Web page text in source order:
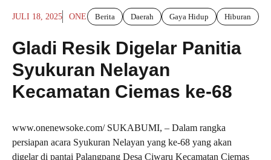
JULI 18, 2025 ONE Berita Daerah Gaya Hidup Hiburan
Gladi Resik Digelar Panitia
Syukuran Nelayan
Kecamatan Ciemas ke-68
www.onenewsoke.com/ SUKABUMI, – Dalam rangka
persiapan acara Syukuran Nelayan yang ke-68 yang akan
digelar di pantai Palangpang Desa Ciwaru Kecamatan Ciemas